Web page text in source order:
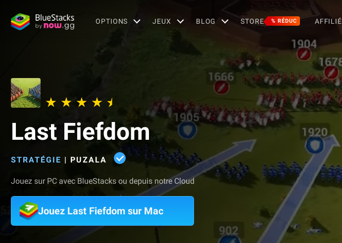
OPTIONS JEUX BLOG STORE % RÉDUC AFFILIÉ
Last Fiefdom
STRATÉGIE | PUZALA
Jouez sur PC avec BlueStacks ou depuis notre Cloud
Jouez Last Fiefdom sur Mac